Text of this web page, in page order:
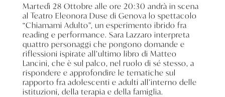
Martedì 28 Ottobre alle ore 20:30 andrà in scena
al Teatro Eleonora Duse di Genova lo spettacolo
“Chiamami Adulto”, un esperimento ibrido fra
reading e performance. Sara Lazzaro interpreta
quattro personaggi che pongono domande e
riflessioni ispirate all’ultimo libro di Matteo
Lancini, che è sul palco, nel ruolo di sé stesso, a
rispondere e approfondire le tematiche sul
rapporto fra adolescenti e adulti all’interno delle
istituzioni, della terapia e della famiglia.